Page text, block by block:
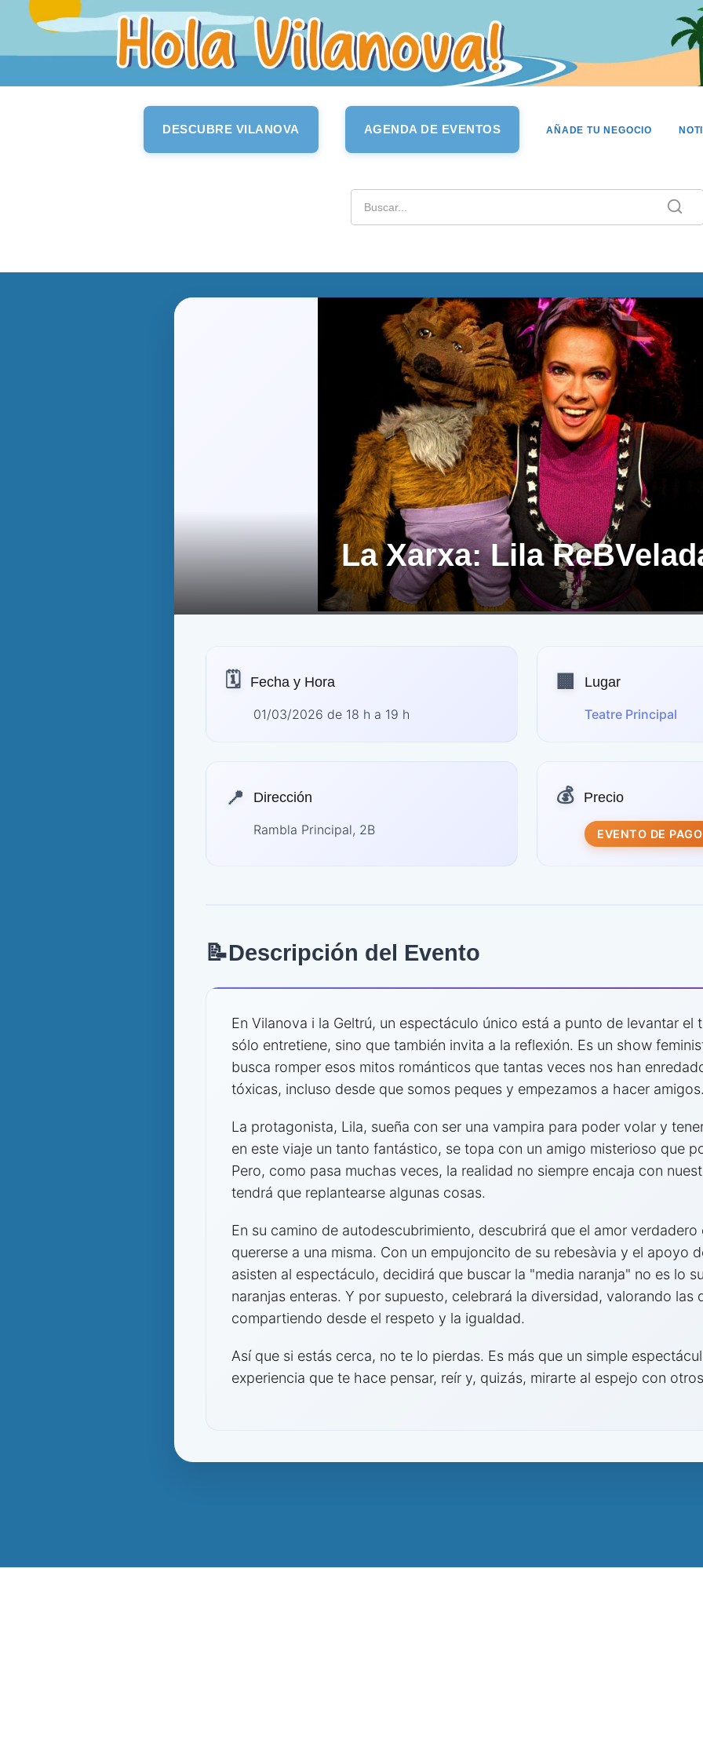
DESCUBRE VILANOVA AGENDA DE EVENTOS AÑADE TU NEGOCIO
La Xarxa: Lila
🗓️ Fecha y Hora
01/03/2026 de 18 h a 19 h
🏢 Lugar
Teatre Principal
📍 Dirección
Rambla Principal, 2B
💰 Precio
EVENTO DE PAGO
📝Descripción del Evento
En Vilanova i la Geltrú, un espectáculo único está a punto de levantar el
sólo entretiene, sino que también invita a la reflexión. Es un show
busca romper esos mitos románticos que tantas veces nos han
tóxicas, incluso desde que somos peques y empezamos a hacer
La protagonista, Lila, sueña con ser una vampira para poder volar y
en este viaje un tanto fantástico, se topa con un amigo misterioso que
Pero, como pasa muchas veces, la realidad no siempre encaja con
tendrá que replantearse algunas cosas.
En su camino de autodescubrimiento, descubrirá que el amor verdadero
quererse a una misma. Con un empujoncito de su rebesàvia y el apoyo
asisten al espectáculo, decidirá que buscar la "media naranja" no es lo
naranjas enteras. Y por supuesto, celebrará la diversidad, valorando las
compartiendo desde el respeto y la igualdad.
Así que si estás cerca, no te lo pierdas. Es más que un simple
experiencia que te hace pensar, reír y, quizás, mirarte al espejo con